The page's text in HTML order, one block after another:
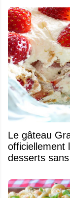
Le gâteau Graham et fraises se mérite
officiellement
desserts